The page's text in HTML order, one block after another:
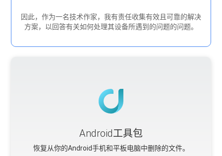
因此，作为一名技术作家，我有责任收集有效且可靠的解决
方案，以回答有关如何处理其设备所遇到的问题的问题。
Android工具包
恢复从你的Android手机和平板电脑中删除的文件。